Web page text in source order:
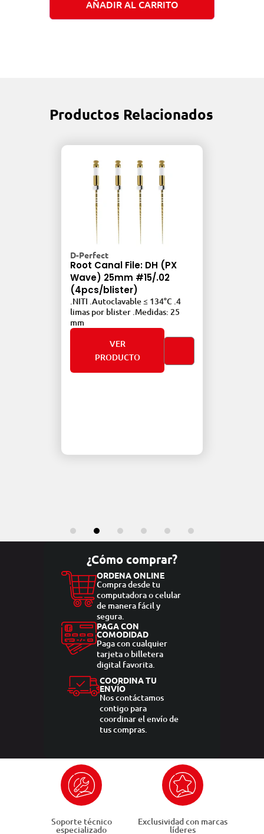
AÑADIR AL CARRITO
Productos Relacionados
D-Perfect
Root Canal File: DH (PX
Wave) 25mm #15/.02
(4pcs/blister)
.NITI .Autoclavable ≤ 134°C .4
limas por blister .Medidas: 25
mm
VER
PRODUCTO
¿Cómo comprar?
ORDENA ONLINE
Compra desde tu
computadora o celular
de manera fácil y
segura.
PAGA CON
COMODIDAD
Paga con cualquier
tarjeta o billetera
digital favorita.
COORDINA TU
ENVÍO
Nos contáctamos
contigo para
coordinar el envío de
tus compras.
Soporte técnico
especializado
Exclusividad con marcas
líderes